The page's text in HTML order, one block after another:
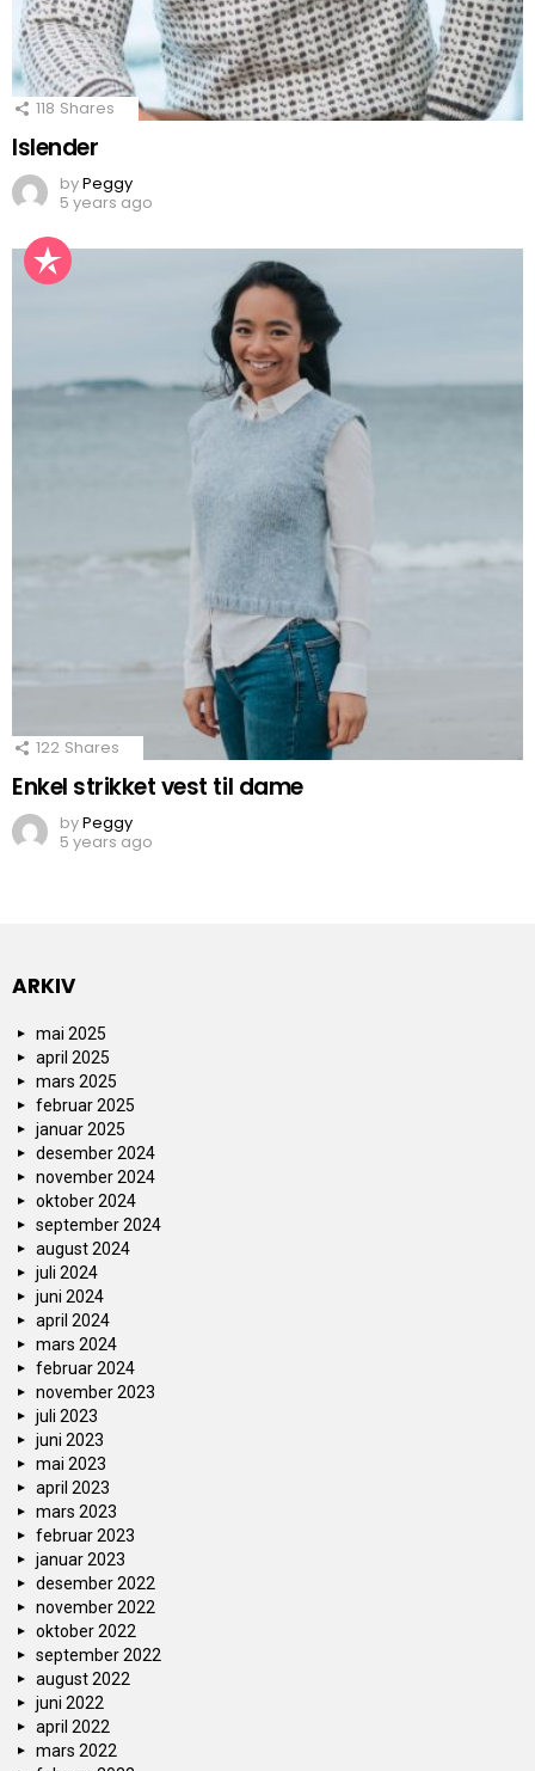
118 Shares
Islender
byPeggy
5 years ago
122 Shares
Enkel strikket vest til dame
byPeggy
5 years ago
ARKIV
mai 2025
april 2025
mars 2025
februar 2025
januar 2025
desember 2024
november 2024
oktober 2024
september 2024
august 2024
juli 2024
juni 2024
april 2024
mars 2024
februar 2024
november 2023
juli 2023
juni 2023
mai 2023
april 2023
mars 2023
februar 2023
januar 2023
desember 2022
november 2022
oktober 2022
september 2022
august 2022
juni 2022
april 2022
mars 2022